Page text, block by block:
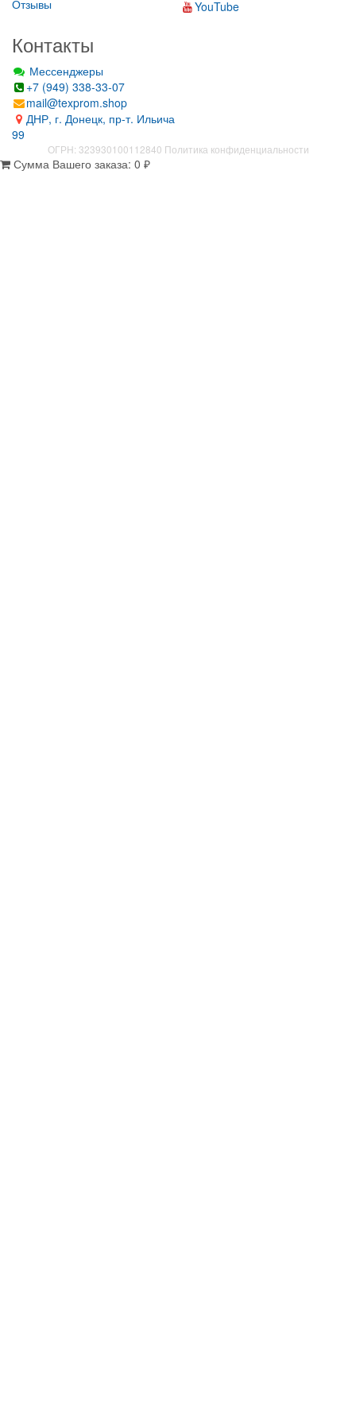
Отзывы
YouTube
Контакты
Мессенджеры
+7 (949) 338-33-07
mail@texprom.shop
ДНР, г. Донецк, пр-т. Ильича
99
ОГРН: 323930100112840 Политика конфиденциальности
Сумма Вашего заказа: 0 ₽